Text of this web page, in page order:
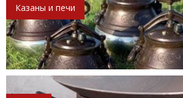
Казаны и печи